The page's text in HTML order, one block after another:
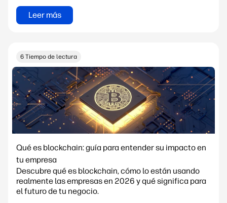
Leer más
6 Tiempo de lectura
Qué es blockchain: guía para entender su impacto en
tu empresa
Descubre qué es blockchain, cómo lo están usando
realmente las empresas en 2026 y qué significa para
el futuro de tu negocio.